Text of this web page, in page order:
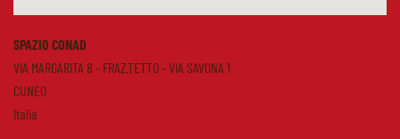
SPAZIO CONAD
VIA MARGARITA 8 - FRAZ.TETTO - VIA SAVONA 1
CUNEO
Italia